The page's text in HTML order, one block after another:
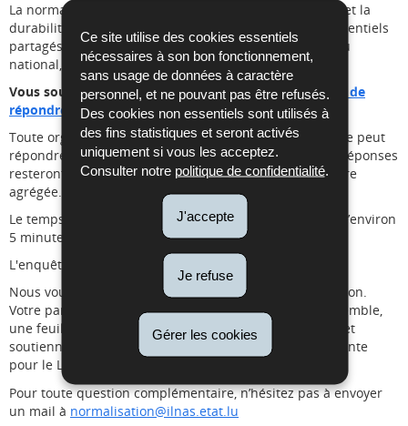
Ce site utilise des cookies essentiels
nécessaires à son bon fonctionnement,
sans usage de données à caractère
personnel, et ne pouvant pas être refusés.
Des cookies non essentiels sont utilisés à
des fins statistiques et seront activés
uniquement si vous les acceptez.
Consulter notre politique de confidentialité.
J'accepte
Je refuse
Gérer les cookies
La normalisation joue un rôle clé dans la compétitivité et la
durabilité des organisations. Les normes sont des référentiels
partagés qui traduisent les bonnes pratiques au niveau
national, européen et international.
Vous souhaitez participer à l’enquête ?Cliquez ici afin de
répondre au questionnaire.
Toute organisation publique ou privée luxembourgeoise peut
répondre à ce questionnaire (anglais ou français). Les
réponses
resteront confidentielles et seront exploitées de manière
agrégée.
Le temps estimé pour compléter ce questionnaire est d’environ
5 minutes.
L'enquête prendra fin le 20 février 2026.
Nous vous remercions par avance pour votre contribution.
Votre participation est essentielle pour construire, ensemble,
une feuille de route qui reflète les besoins du marché et
soutienne une transition durable, ambitieuse et cohérente
pour le Luxembourg.
Pour toute question complémentaire, n’hésitez pas à envoyer
un mail à normalisation@ilnas.etat.lu